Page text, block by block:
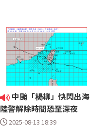
中颱「楊柳」快閃出海
陸警解除時間恐至深夜
2025-08-13 18:39